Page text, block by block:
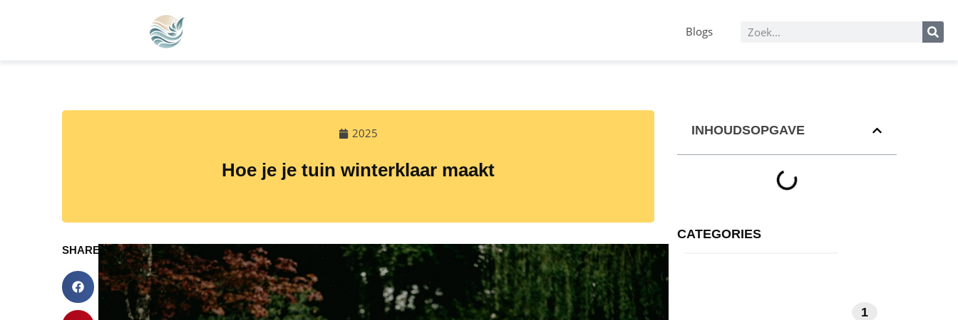
Blogs
2025
Hoe je je tuin winterklaar maakt
SHARE
INHOUDSOPGAVE
CATEGORIES
1